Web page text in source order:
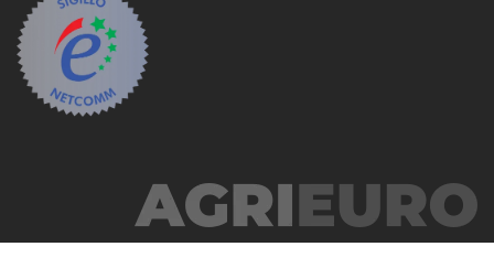
Wippsägen
Wurstfüller
Zubehör für Rasentraktoren
Lavor
Linea VZ
Lisam
Lotusgrill
Macte Ovens